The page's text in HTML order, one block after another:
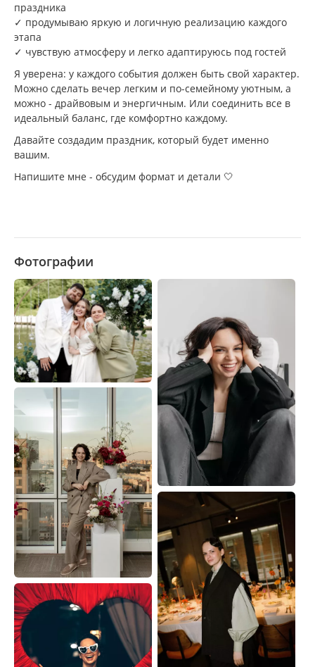
праздника
✓ продумываю яркую и логичную реализацию каждого
этапа
✓ чувствую атмосферу и легко адаптируюсь под гостей
Я уверена: у каждого события должен быть свой характер.
Можно сделать вечер легким и по-семейному уютным, а
можно - драйвовым и энергичным. Или соединить все в
идеальный баланс, где комфортно каждому.
Давайте создадим праздник, который будет именно
вашим.
Напишите мне - обсудим формат и детали 🤍
Фотографии